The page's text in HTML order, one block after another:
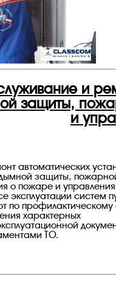
и
защиты,
и
автоматических
защиты,
о пожаре и управления
эксплуатации систем
по
характерных
ТО.